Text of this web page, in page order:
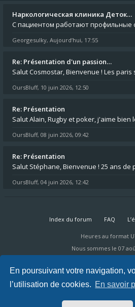
En poursuivant votre navigation,
l’utilisation de cookies. En savoir
Наркологическая клиника Деток…
Georgesulky, Aujourd’hui, 17:55
Re: Présentation d'un passion…
OursBluff, 10 juin 2026, 12:50
Re: Présentation
OursBluff, 08 juin 2026, 09:42
Re: Présentation
OursBluff, 04 juin 2026, 12:42
Index du forum FAQ
Heures au format
Nous sommes le 07
Ravaio Theme by